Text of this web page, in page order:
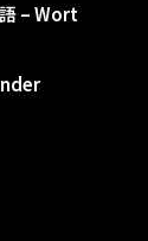
– Wort